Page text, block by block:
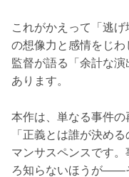
これがかえって「逃
の想像力と感情をじ
監督が語る「余計な
あります。
本作は、単なる事件の
「正義とは誰が決め
マンサスペンスです
ろ知らないほうが――